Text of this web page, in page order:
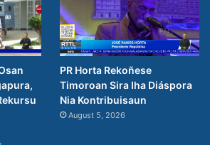
PR Horta Rekoñese
Timoroan Sira Iha Diáspora
Nia Kontribuisaun
August 5, 2026